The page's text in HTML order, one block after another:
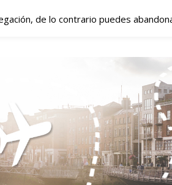
–
de lo contrario puedes